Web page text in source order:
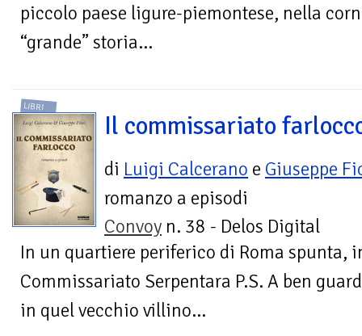
piccolo paese ligure-piemontese, nella
“grande” storia...
LIBRI
Il commissariato
di Luigi Calcerano e Giuseppe
romanzo a episodi
Convoy n. 38 - Delos Digital
In un quartiere periferico di Roma spunta,
Commissariato Serpentara P.S. A ben
in quel vecchio villino...